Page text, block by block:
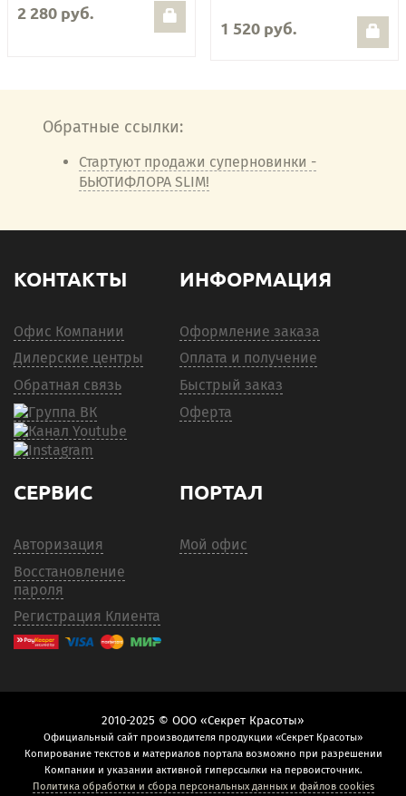
2 280 руб.
1 520 руб.
Обратные ссылки:
Стартуют продажи суперновинки -
БЬЮТИФЛОРА SLIM!
КОНТАКТЫ
Офис Компании
Дилерские центры
Обратная связь
ИНФОРМАЦИЯ
Оформление заказа
Оплата и получение
Быстрый заказ
Оферта
СЕРВИС
Авторизация
Восстановление
пароля
Регистрация Клиента
ПОРТАЛ
Мой офис
2010-2025 © ООО «Секрет Красоты»
Официальный сайт производителя продукции «Секрет Красоты»
Копирование текстов и материалов портала возможно при разрешении
Компании и указании активной гиперссылки на первоисточник.
Политика обработки и сбора персональных данных и файлов cookies